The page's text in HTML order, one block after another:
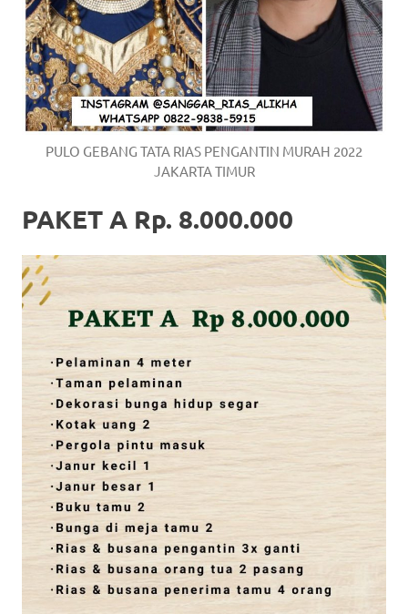
PULO GEBANG TATA RIAS PENGANTIN MURAH 2022
JAKARTA TIMUR
PAKET A Rp. 8.000.000